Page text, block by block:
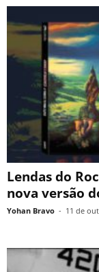
Lendas do
nova versão
Yohan Bravo - 11 de